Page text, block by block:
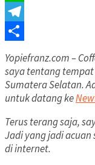
Line
Telegram
Share
Yopiefranz.com –
saya tentang
Sumatera Selatan.
untuk datang ke
Terus terang saja,
Jadi yang jadi
di internet.